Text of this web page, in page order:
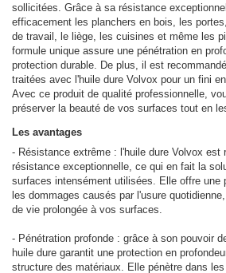
sollicitées. Grâce à sa résistance
efficacement les planchers en bois, les
de travail, le liège, les cuisines et même les
formule unique assure une pénétration en
protection durable. De plus, il est
traitées avec l'huile dure Volvox pour un fini
Avec ce produit de qualité professionnelle,
préserver la beauté de vos surfaces tout en
Les avantages
- Résistance extrême : l'huile dure Volvox est
résistance exceptionnelle, ce qui en fait la
surfaces intensément utilisées. Elle offre une
les dommages causés par l'usure
de vie prolongée à vos surfaces.
- Pénétration profonde : grâce à son pouvoir
huile dure garantit une protection en
structure des matériaux. Elle pénètre dans